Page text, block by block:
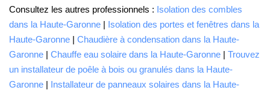
Consultez les autres professionnels : Isolation des combles
dans la Haute-Garonne | Isolation des portes et fenêtres dans la
Haute-Garonne | Chaudière à condensation dans la Haute-
Garonne | Chauffe eau solaire dans la Haute-Garonne | Trouvez
un installateur de poêle à bois ou granulés dans la Haute-
Garonne | Installateur de panneaux solaires dans la Haute-